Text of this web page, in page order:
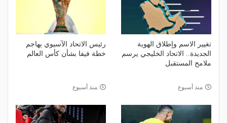
تغيير الاسم وإطلاق الهوية
الجديدة.. الاتحاد الخليجي يرسم
ملامح المستقبل
منذ أسبوع
رئيس الاتحاد الآسيوي يهاجم
خطة فيفا بشأن كأس العالم
منذ أسبوع